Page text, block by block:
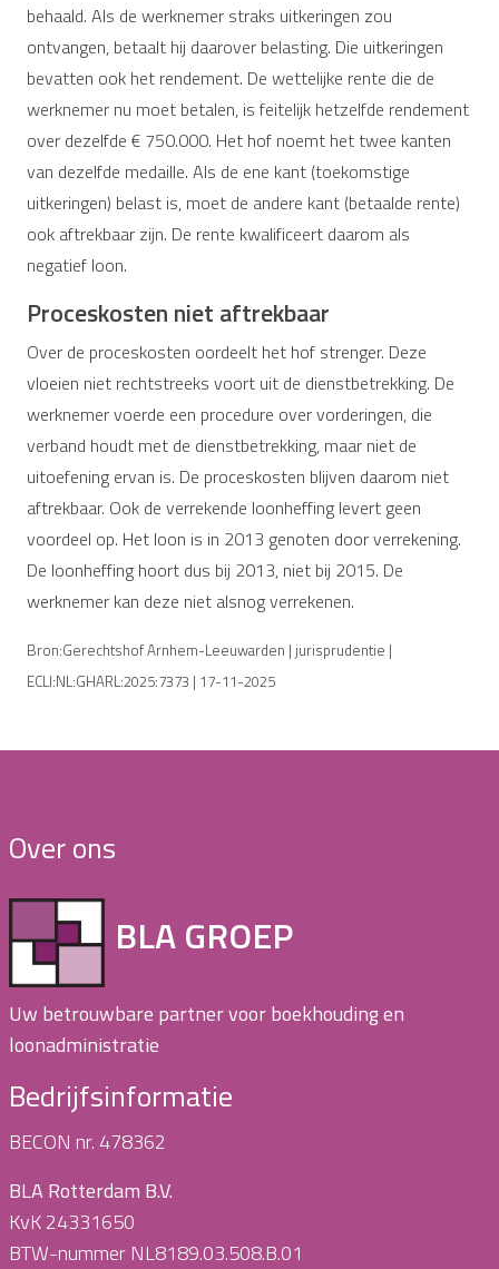
behaald. Als de werknemer straks uitkeringen zou
ontvangen, betaalt hij daarover belasting. Die uitkeringen
bevatten ook het rendement. De wettelijke rente die de
werknemer nu moet betalen, is feitelijk hetzelfde rendement
over dezelfde € 750.000. Het hof noemt het twee kanten
van dezelfde medaille. Als de ene kant (toekomstige
uitkeringen) belast is, moet de andere kant (betaalde rente)
ook aftrekbaar zijn. De rente kwalificeert daarom als
negatief loon.
Proceskosten niet aftrekbaar
Over de proceskosten oordeelt het hof strenger. Deze
vloeien niet rechtstreeks voort uit de dienstbetrekking. De
werknemer voerde een procedure over vorderingen, die
verband houdt met de dienstbetrekking, maar niet de
uitoefening ervan is. De proceskosten blijven daarom niet
aftrekbaar. Ook de verrekende loonheffing levert geen
voordeel op. Het loon is in 2013 genoten door verrekening.
De loonheffing hoort dus bij 2013, niet bij 2015. De
werknemer kan deze niet alsnog verrekenen.
Bron:Gerechtshof Arnhem-Leeuwarden | jurisprudentie |
ECLI:NL:GHARL:2025:7373 | 17-11-2025
Over ons
BLA GROEP
Uw betrouwbare partner voor boekhouding en
loonadministratie
Bedrijfsinformatie
BECON nr. 478362
BLA Rotterdam B.V.
KvK 24331650
BTW-nummer NL8189.03.508.B.01